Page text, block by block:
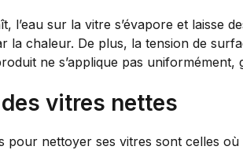
l’eau sur la vitre s’évapore et laisse
la chaleur. De plus, la tension de
ne s’applique pas
vitres nettes
pour nettoyer ses vitres sont celles